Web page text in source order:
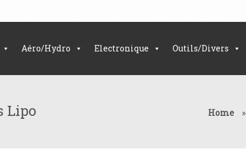
Aéro/Hydro Electronique Outils/Divers
Lipo Home »